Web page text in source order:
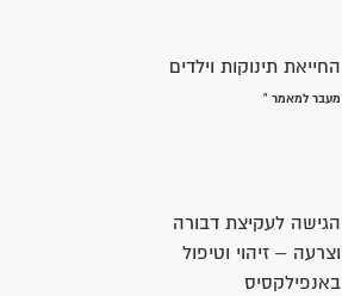
החייאת תינוקות וילדים
מעבר למאמר »
הגישה לעקיצת דבורה
וצרעה – זיהוי וטיפול
באנפילקסיס